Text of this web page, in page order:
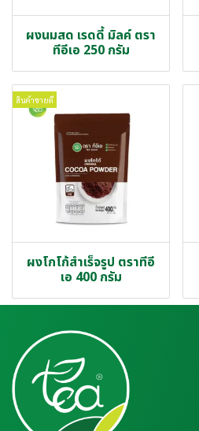
ผงนมสด เรดดี้ มิลค์ ตรา
ทีอีเอ 250 กรัม
สินค้าขายดี
ผงโกโก้สำเร็จรูป ตราทีอี
เอ 400 กรัม